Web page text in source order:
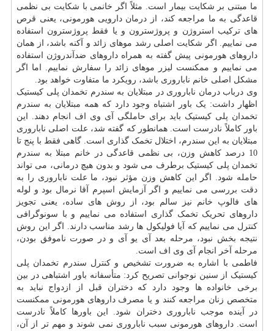
ما مبتنی بر شکایت بیمار است. مثلاً اگر خانمی با شکایت بی نظمی
قاعدگی به ما مراجعه کند، از درمان دارویی هورمونی، یعنی قرص
های ترکیب استروژن و پروژسترون و یا فقط پروژسترون استفاده
می نماییم. اگر شکایت اصلی رشد موهای زائد و آکنه باشد، از همان
داروهای هورمونی پیش گفته به همراه داروهای ضدآندروژن استفاده
می نماییم و ممکنست لیزر موهای زائد را سفارش نماییم. اما اگر
مشکل اصلی خانم ناباروری باشد، رویکرد ما متفاوت خواهد بود.
وی درباب درمان ناباروری در مبتلایان به سندرم تخمدان پلی کیستیک
اظهار داشت: یک باور اشتباه وجود دارد که همه مبتلایان به سندرم
تخمدان پلی کیستیک باید برای حاملگی آی وی اف انجام دهند. این
باور کاملاً نادرست است. همانطور که گفته شد، علت اصلی ناباروری
مبتلایان به این سندرم، اختلال تخمک گذاری است. گاهی فقط با پنج تا
10 درصد کاهش وزن، بی نظمی قاعدگی در خانم مبتلا به سندرم
تخمدان پلی کیستیک برطرف می شود و بدون هیچ درمانی، می تواند
حامله شود. اگر این کاهش وزن مؤثر نبود، ما علت ناباروری را به
دقت بررسی می نماییم و اگر آزمایش اسپرم آقا نرمال بود و لوله
های فالوپ خانم نیز سالم بود، از روش های ساده، یعنی تجویز
داروهای تحریک تخمک گذاری استفاده می نماییم و با سونوگرافی
کنترل می نماییم که آیا فولیکول ها رشد مناسب دارند. اگر این روش
نتیجه بخش نبود، مرحله بعد آی یو آی و در صورت ناموفق بودن،
مرحله آخر انجام آی وی اف است.
فاطمی با اشاره به ضرورت تشخیص و کنترل سندرم تخمدان پلی
کیستیک از سنین نوجوانی تصریح کرد: متأسفانه باور اشتباهی در بین
برخی خانواده ها وجود دارد که دختران قبل از ازدواج نباید به
متخصص زنان مراجعه کنند و یا مصرف داروهای هورمونی ممکنست
در آینده موجب ناباروری دختران شود. این باورها کاملاً نادرست
است. داروهای هورمونی سبب ناباروری نمی شوند و مهم تر از آن،